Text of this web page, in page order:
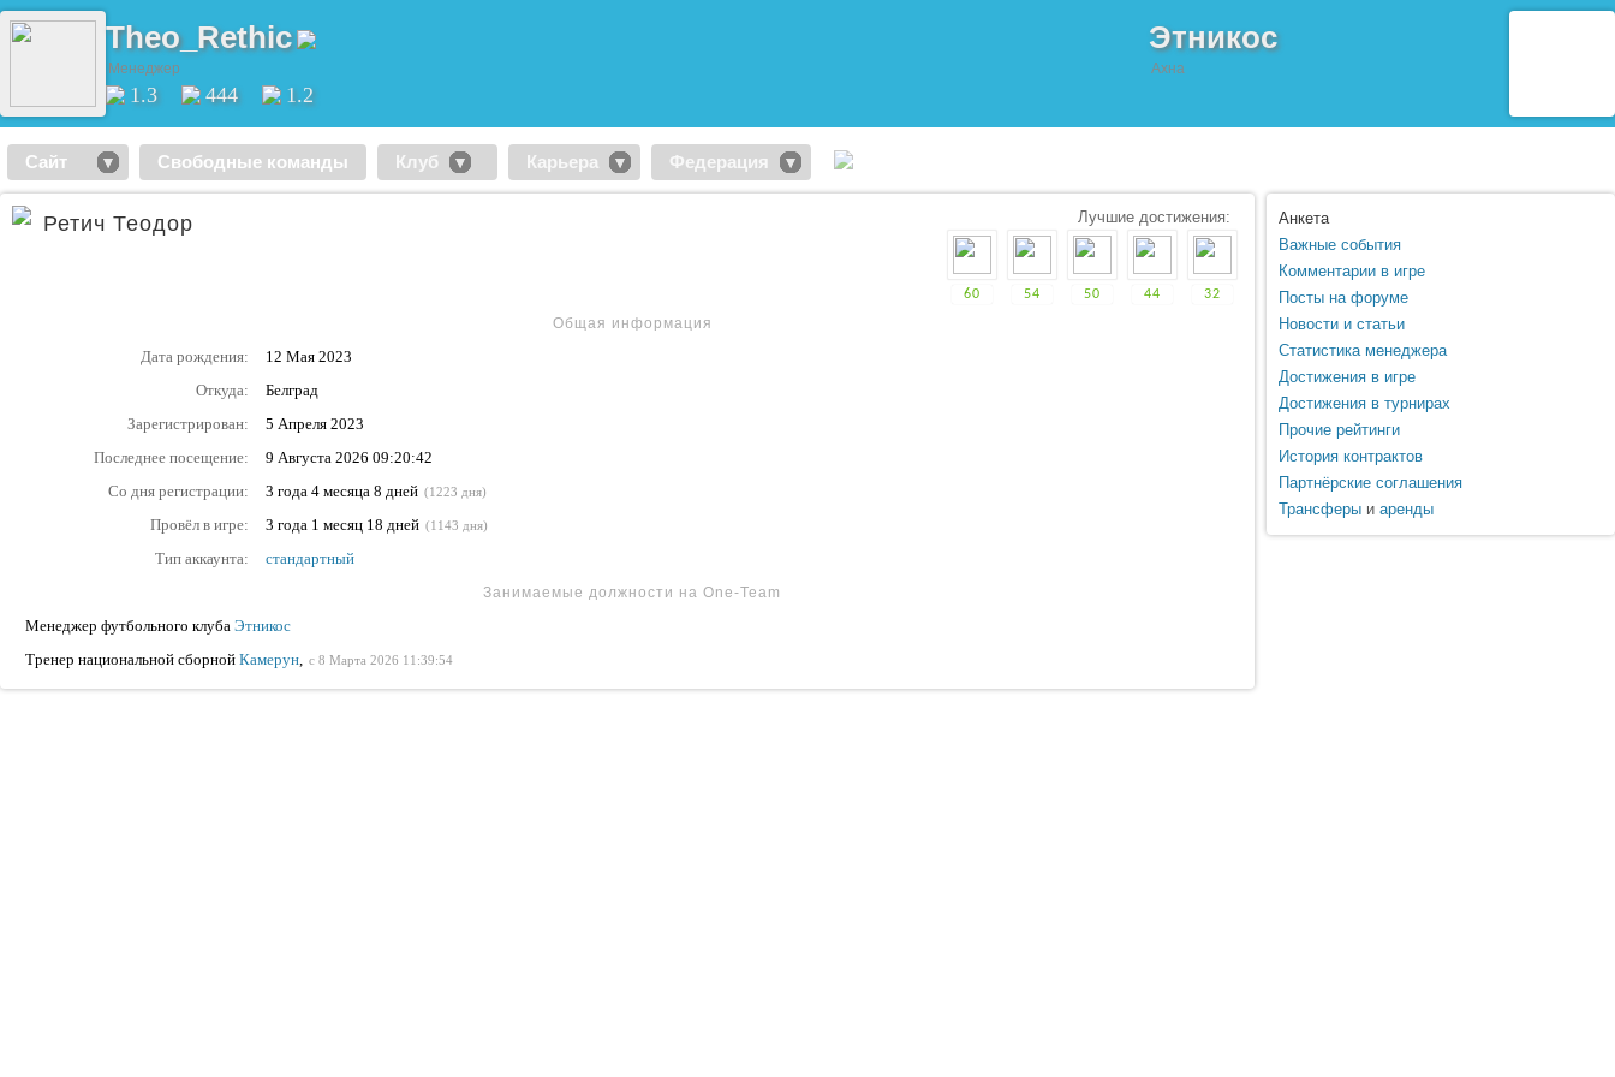
Theo_Rethic
Менеджер
1.3 444 1.2
Этникос
Ахна
Сайт Свободные команды Клуб Карьера Федерация
Ретич Теодор Лучшие достижения:
60 54 50 44 32
Общая информация
Дата рождения:
12 Мая 2023
Откуда:
Белград
Зарегистрирован:
5 Апреля 2023
Последнее посещение:
9 Августа 2026 09:20:42
Со дня регистрации:
3 года 4 месяца 8 дней (1223 дня)
Провёл в игре: 3 года 1 месяц 18 дней (1143 дня)
Тип аккаунта: стандартный
Занимаемые должности на One-Team
Менеджер футбольного клуба Этникос
Тренер национальной сборной Камерун, с 8 Марта 2026 11:39:54
Анкета
Важные события
Комментарии в игре
Посты на форуме
Новости и статьи
Статистика менеджера
Достижения в игре
Достижения в турнирах
Прочие рейтинги
История контрактов
Партнёрские соглашения
Трансферы и аренды